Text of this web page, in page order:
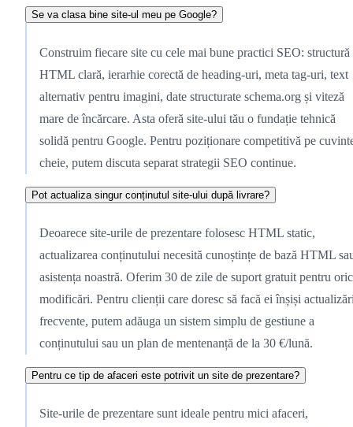
Se va clasa bine site-ul meu pe Google?
Construim fiecare site cu cele mai bune practici SEO: structură
HTML clară, ierarhie corectă de heading-uri, meta tag-uri, text
alternativ pentru imagini, date structurate schema.org și viteză
mare de încărcare. Asta oferă site-ului tău o fundație tehnică
solidă pentru Google. Pentru poziționare competitivă pe
cheie, putem discuta separat strategii SEO continue.
Pot actualiza singur conținutul site-ului după livrare?
Deoarece site-urile de prezentare folosesc HTML static,
actualizarea conținutului necesită cunoștințe de bază HTML
asistența noastră. Oferim 30 de zile de suport gratuit pentru
modificări. Pentru clienții care doresc să facă ei înșiși
frecvente, putem adăuga un sistem simplu de gestiune a
conținutului sau un plan de mentenanță de la 30 €/lună.
Pentru ce tip de afaceri este potrivit un site de prezentare?
Site-urile de prezentare sunt ideale pentru mici afaceri,